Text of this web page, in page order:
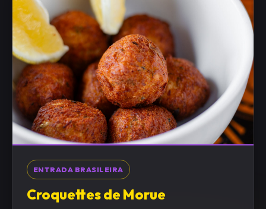
ENTRADA BRASILEIRA
Croquettes de Morue